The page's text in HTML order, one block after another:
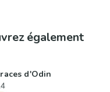
également
d'Odin